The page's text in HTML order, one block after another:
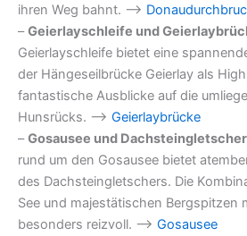
ihren Weg bahnt​. –>
–Geierlayschleife und
Geierlayschleife bietet eine
der Hängeseilbrücke Geierlay als
fantastische Ausblicke auf die
Hunsrücks. –> Geierlaybrücke
–Gosausee und Dachsteingletscher
rund um den Gosausee bietet
des Dachsteingletschers. Die
See und majestätischen Bergspitzen
besonders reizvoll. –> Gosausee